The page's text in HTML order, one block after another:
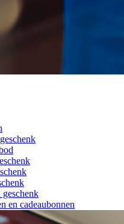
geschenk
en cadeaubonnen